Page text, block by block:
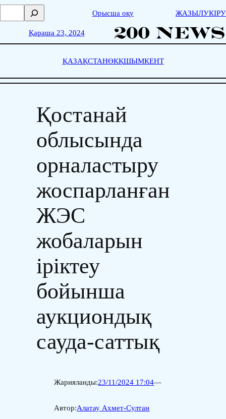
Skip
о
с
Орысша оқу ЖАЗЫЛУКІРУ
Қараша 23, 2024
ҚАЗАҚСТАНӨКҚШЫМКЕНТ
Қостанай
облысында
орналастыру
жоспарланған
ЖЭС
жобаларын
іріктеу
бойынша
аукциондық
сауда-саттық
Жарияланды:23/11/2024 17:04—
Автор:Алатау Ахмет-Султан